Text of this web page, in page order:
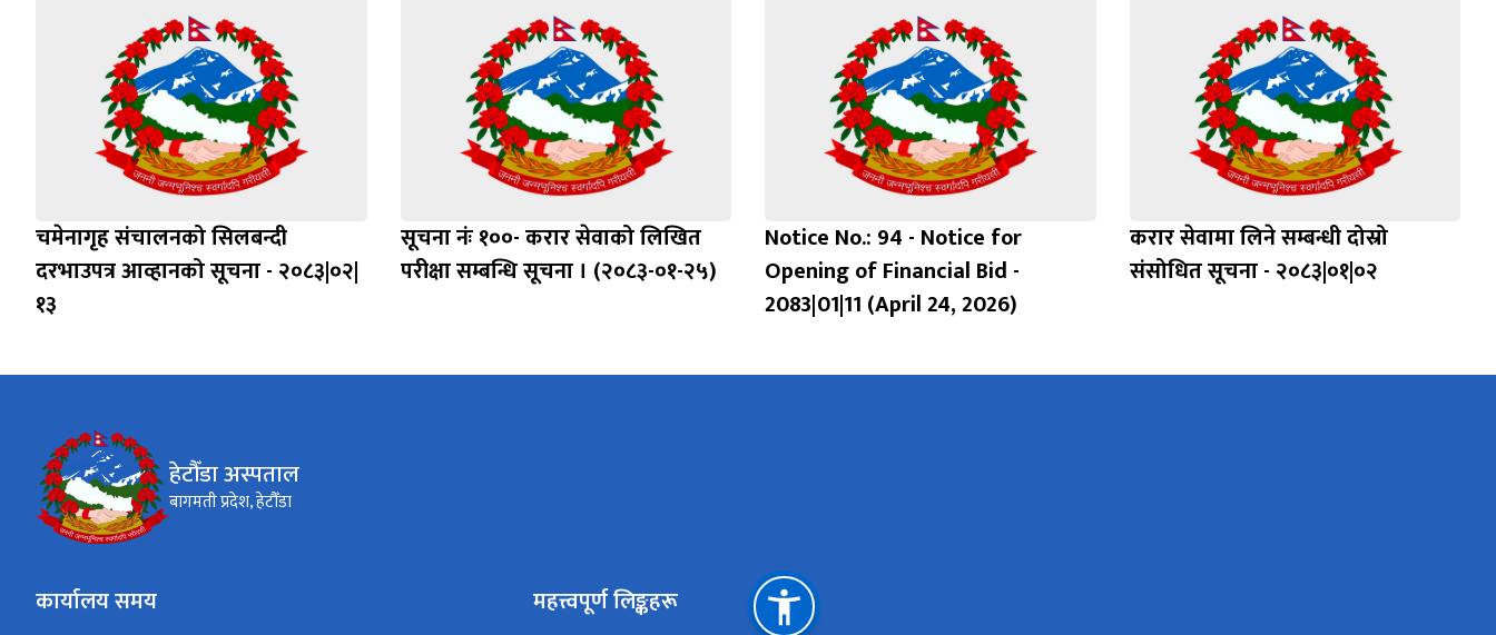
चमेनागृह संचालनको सिलबन्दी
दरभाउपत्र आव्हानको सूचना - २०८३|०२|
१३
सूचना नंः १००- करार सेवाको लिखित
परीक्षा सम्बन्धि सूचना । (२०८३-०१-२५)
Notice No.: 94 - Notice for
Opening of Financial Bid -
2083|01|11 (April 24, 2026)
करार सेवामा लिने सम्बन्धी दोस्रो
संसोधित सूचना - २०८३|०१|०२
हेटौँडा अस्पताल
बागमती प्रदेश, हेटौँडा
कार्यालय समय महत्त्वपूर्ण लिङ्कहरू